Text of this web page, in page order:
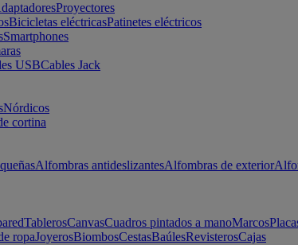
Proyectores
Bicicletas eléctricasPatinetes eléctricos
Smartphones
USBCables Jack
Nórdicos
cortina
Alfombras antideslizantesAlfombras de exterior
TablerosCanvasCuadros pintados a manoMarcos
ropaJoyerosBiombosCestasBaúlesRevisterosCajas